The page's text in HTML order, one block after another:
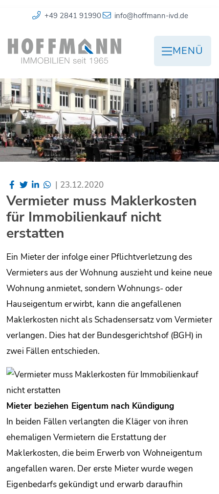
+49 2841 91990 info@hoffmann-ivd.de
MENÜ
| 23.12.2020
Vermieter muss Maklerkosten
für Immobilienkauf nicht
erstatten
Ein Mieter der infolge einer Pflichtverletzung des
Vermieters aus der Wohnung auszieht und keine neue
Wohnung anmietet, sondern Wohnungs- oder
Hauseigentum erwirbt, kann die angefallenen
Maklerkosten nicht als Schadensersatz vom Vermieter
verlangen. Dies hat der Bundesgerichtshof (BGH) in
zwei Fällen entschieden.
Mieter beziehen Eigentum nach Kündigung
In beiden Fällen verlangten die Kläger von ihren
ehemaligen Vermietern die Erstattung der
Maklerkosten, die beim Erwerb von Wohneigentum
angefallen waren. Der erste Mieter wurde wegen
Eigenbedarfs gekündigt und erwarb daraufhin